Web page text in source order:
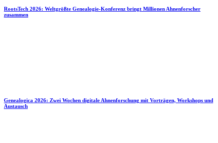
RootsTech 2026: Weltgrößte Genealogie-Konferenz bringt Millionen Ahnenforscher
zusammen
Genealogica 2026: Zwei Wochen digitale Ahnenforschung mit Vorträgen, Workshops und
Austausch